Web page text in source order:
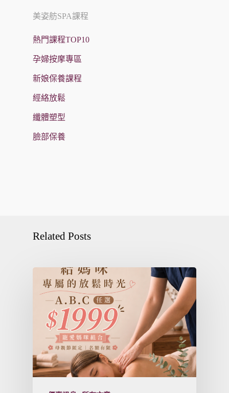
美姿舫SPA課程
熱門課程TOP10
孕婦按摩專區
新娘保養課程
經絡放鬆
纖體塑型
臉部保養
Related Posts